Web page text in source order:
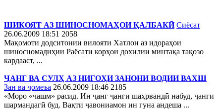
ШИКОЯТ АЗ ШИНОСНОМАҲОИ ҚАЛБАКӢ Сиёсат
26.06.2009 18:51 2058
Мақомоти додситонии вилояти Хатлон аз идораҳои
шиносномадиҳии Раёсати корҳои дохилии минтақа тақозо
кардааст, ...
ҶАНГ ВА СУЛҲ АЗ НИГОҲИ ЗАНОНИ ВОДИИ ВАХШ
Зан ва ҷомеъа 26.06.2009 18:46 2185
«Моро «чашм» расид. Ин ҷанг ҷанги шаҳрвандӣ набуд, ҷанги
шармандагӣ буд. Вақти ҷавониамон ин гуна андеша ...